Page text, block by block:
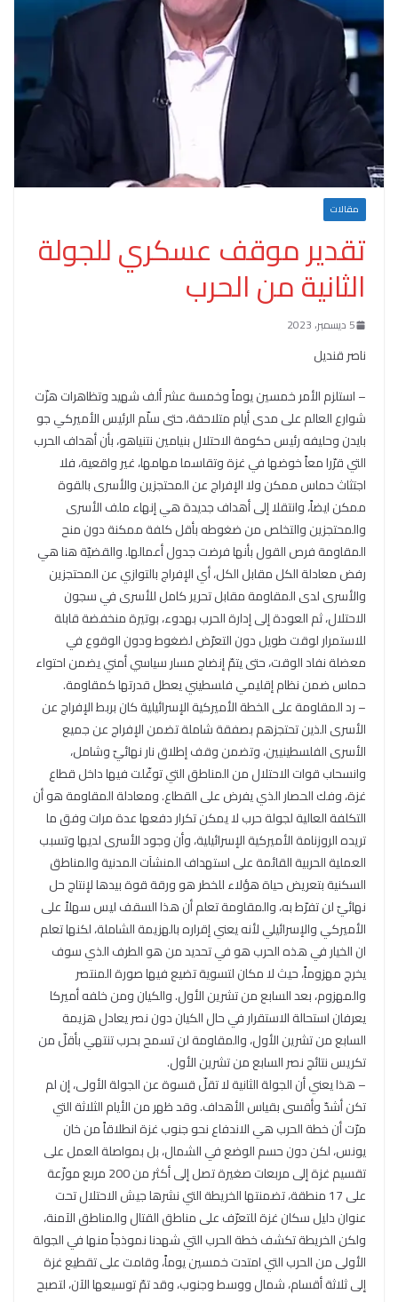
مقالات
تقدير موقف عسكري للجولة
الثانية من الحرب
5 ديسمبر، 2023
ناصر قنديل
– استلزم الأمر خمسين يوماً وخمسة عشر ألف شهيد وتظاهرات هزّت
شوارع العالم على مدى أيام متلاحقة، حتى سلّم الرئيس الأميركي جو
بايدن وحليفه رئيس حكومة الاحتلال بنيامين نتنياهو، بأن أهداف الحرب
التي قرّرا معاً خوضها في غزة وتقاسما مهامها، غير واقعية، فلا
اجتثاث حماس ممكن ولا الإفراج عن المحتجزين والأسرى بالقوة
ممكن ايضاً، وانتقلا إلى أهداف جديدة هي إنهاء ملف الأسرى
والمحتجزين والتخلص من ضغوطه بأقل كلفة ممكنة دون منح
المقاومة فرص القول بأنها فرضت جدول أعمالها. والقضيّة هنا هي
رفض معادلة الكل مقابل الكل، أي الإفراج بالتوازي عن المحتجزين
والأسرى لدى المقاومة مقابل تحرير كامل للأسرى في سجون
الاحتلال، ثم العودة إلى إدارة الحرب بهدوء، بوتيرة منخفضة قابلة
للاستمرار لوقت طويل دون التعرّض لضغوط ودون الوقوع في
معضلة نفاد الوقت، حتى يتمّ إنضاج مسار سياسي أمني يضمن احتواء
حماس ضمن نظام إقليمي فلسطيني يعطل قدرتها كمقاومة.
– رد المقاومة على الخطة الأميركية الإسرائيلية كان بربط الإفراج عن
الأسرى الذين تحتجزهم بصفقة شاملة تضمن الإفراج عن جميع
الأسرى الفلسطينيين، وتضمن وقف إطلاق نار نهائيّ وشامل،
وانسحاب قوات الاحتلال من المناطق التي توغّلت فيها داخل قطاع
غزة، وفك الحصار الذي يفرض على القطاع. ومعادلة المقاومة هو أن
التكلفة العالية لجولة حرب لا يمكن تكرار دفعها عدة مرات وفق ما
تريده الروزنامة الأميركية الإسرائيلية، وأن وجود الأسرى لديها وتسبب
العملية الحربية القائمة على استهداف المنشآت المدنية والمناطق
السكنية بتعريض حياة هؤلاء للخطر هو ورقة قوة بيدها لإنتاج حل
نهائيّ لن تفرّط به، والمقاومة تعلم أن هذا السقف ليس سهلاً على
الأميركي والإسرائيلي لأنه يعني إقراره بالهزيمة الشاملة، لكنها تعلم
ان الخيار في هذه الحرب هو في تحديد من هو الطرف الذي سوف
يخرج مهزوماً، حيث لا مكان لتسوية تضيع فيها صورة المنتصر
والمهزوم، بعد السابع من تشرين الأول. والكيان ومن خلفه أميركا
يعرفان استحالة الاستقرار في حال الكيان دون نصر يعادل هزيمة
السابع من تشرين الأول، والمقاومة لن تسمح بحرب تنتهي بأقلّ من
تكريس نتائج نصر السابع من تشرين الأول.
– هذا يعني أن الجولة الثانية لا تقلّ قسوة عن الجولة الأولى، إن لم
تكن أشدّ وأقسى بقياس الأهداف. وقد ظهر من الأيام الثلاثة التي
مرّت أن خطة الحرب هي الاندفاع نحو جنوب غزة انطلاقاً من خان
يونس، لكن دون حسم الوضع في الشمال، بل بمواصلة العمل على
تقسيم غزة إلى مربعات صغيرة تصل إلى أكثر من 200 مربع موزّعة
على 17 منطقة، تضمنتها الخريطة التي نشرها جيش الاحتلال تحت
عنوان دليل سكان غزة للتعرّف على مناطق القتال والمناطق الآمنة،
ولكن الخريطة تكشف خطة الحرب التي شهدنا نموذجاً منها في الجولة
الأولى من الحرب التي امتدت خمسين يوماً، وقامت على تقطيع غزة
إلى ثلاثة أقسام، شمال ووسط وجنوب، وقد تمّ توسيعها الآن، لتصبح